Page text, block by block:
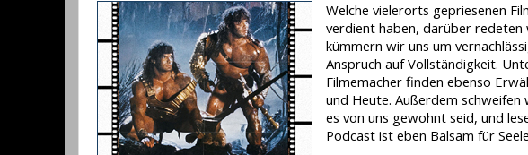
Welche vielerorts gepriesenen
verdient haben, darüber redeten
kümmern wir uns um
Anspruch auf Vollständigkeit.
Filmemacher finden ebenso
und Heute. Außerdem
es von uns gewohnt seid, und
Podcast ist eben Balsam für